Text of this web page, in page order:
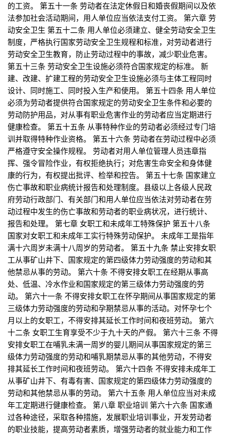
的工资。 第五十一条 劳动者在法定休假日和婚丧假期间以及依
法参加社会活动期间，用人单位应当依法支付工资。 第六章 劳
动安全卫生 第五十二条 用人单位必须建立、健全劳动安全卫生
制度，严格执行国家劳动安全卫生规程和标准，对劳动者进行
劳动安全卫生教育，防止劳动过程中的事故，减少职业危害。
第五十三条 劳动安全卫生设施必须符合国家规定的标准。 新
建、改建、扩建工程的劳动安全卫生设施必须与主体工程同时
设计、同时施工、同时投入生产和使用。 第五十四条 用人单位
必须为劳动者提供符合国家规定的劳动安全卫生条件和必要的
劳动防护用品，对从事有职业危害作业的劳动者应当定期进行
健康检查。 第五十五条 从事特种作业的劳动者必须经过专门培
训并取得特种作业资格。 第五十六条 劳动者在劳动过程中必须
严格遵守安全操作规程。 劳动者对用人单位管理人员违章指
挥、强令冒险作业，有权拒绝执行；对危害生命安全和身体健
康的行为，有权提出批评、检举和控告。 第五十七条 国家建立
伤亡事故和职业病统计报告和处理制度。县级以上各级人民政
府劳动行政部门、有关部门和用人单位应当依法对劳动者在劳
动过程中发生的伤亡事故和劳动者的职业病状况，进行统计、
报告和处理。 第七章 女职工和未成年工特殊保护 第五十八条
国家对女职工和未成年工实行特殊劳动保护。 未成年工是指年
满十六周岁未满十八周岁的劳动者。 第五十九条 禁止安排女职
工从事矿山井下、国家规定的第四级体力劳动强度的劳动和其
他禁忌从事的劳动。 第六十条 不得安排女职工在经期从事高
处、低温、冷水作业和国家规定的第三级体力劳动强度的劳
动。 第六十一条 不得安排女职工在怀孕期间从事国家规定的第
三级体力劳动强度的劳动和孕期禁忌从事的活动。对怀孕七个
月以上的女职工，不得安排其延长工作时间和夜班劳动。 第六
十二条 女职工生育享受不少于九十天的产假。 第六十三条 不得
安排女职工在哺乳未满一周岁的婴儿期间从事国家规定的第三
级体力劳动强度的劳动和哺乳期禁忌从事的其他劳动，不得安
排其延长工作时间和夜班劳动。 第六十四条 不得安排未成年工
从事矿山井下、有毒有害、国家规定的第四级体力劳动强度的
劳动和其他禁忌从事的劳动。 第六十五条 用人单位应当对未成
年工定期进行健康检查。 第八章 职业培训 第六十六条 国家通
过各种途径，采取各种措施，发展职业培训事业，开发劳动者
的职业技能，提高劳动者素质，增强劳动者的就业能力和工作